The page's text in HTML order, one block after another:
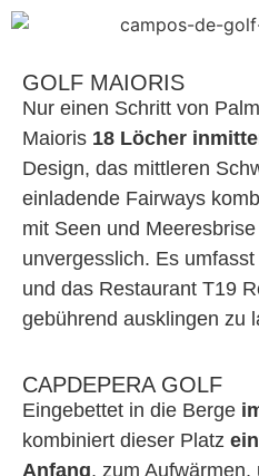
GOLF MAIORIS
Nur einen Schritt von
Maioris 18 Löcher
Design, das mittleren
einladende Fairways
mit Seen und
unvergesslich. Es
und das Restaurant T19
gebührend ausklingen zu
CAPDEPERA GOLF
Eingebettet in die Berge
kombiniert dieser Platz
Anfang, zum